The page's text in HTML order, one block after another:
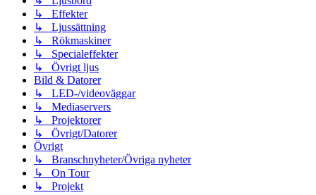
↳ Effekter
↳ Ljussättning
↳ Rökmaskiner
↳ Specialeffekter
↳ Övrigt ljus
Bild & Datorer
↳ LED-/videoväggar
↳ Mediaservers
↳ Projektorer
↳ Övrigt/Datorer
Övrigt
↳ Branschnyheter/Övriga nyheter
↳ On Tour
↳ Projekt